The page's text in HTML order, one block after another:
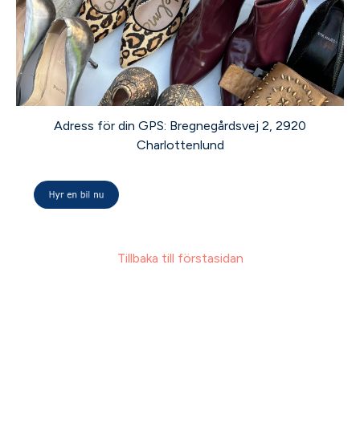
Adress för din GPS: Bregnegårdsvej 2, 2920
Charlottenlund
Tillbaka till förstasidan